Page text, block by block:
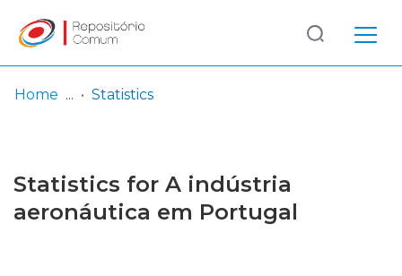
Browse repository
Log
In
(current)
Home Statistics
Statistics for A indústria
aeronáutica em Portugal